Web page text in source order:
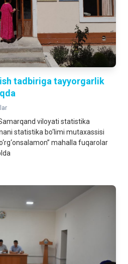
tadbiriga tayyorgarlik
viloyati statistika
statistika bo‘limi mutaxassisi
mahalla fuqarolar